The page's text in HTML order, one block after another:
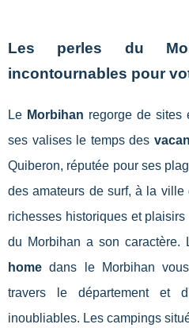
Les perles du
incontournables pour
Le Morbihan regorge de sites
ses valises le temps des
Quiberon, réputée pour ses
des amateurs de surf, à la
richesses historiques et
du Morbihan a son caractère.
home dans le Morbihan
travers le département et
inoubliables. Les campings